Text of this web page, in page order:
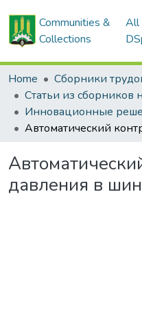
Communities &
Collections
All
Home
давления в